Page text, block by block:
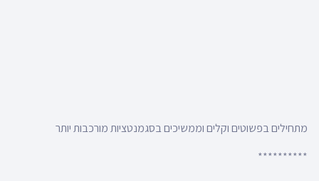
מתחילים בפשוטים וקלים וממשיכים בסגמנטציות מורכבות יותר
**********